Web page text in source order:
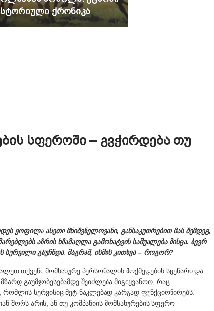
Ქრონიკა
Სფეროში – Გვჭირდება Თუ
ყოფილა ასეთი მნიშვნელოვანი, განსაკუთრებით მას შემდეგ,
აზრის ხმამაღლა გამოხატვის საშუალება მისცა. ბევრ
სურვილი გაუჩნდა. მაგრამ, ისმის კითხვა – როგორ?
თქვენი მომსახურე პერსონალის მოქმედების სცენარი და
გაუმჯობესებამდე შეიძლება მიგიყვანოთ, რაც
სერვისიც მეტ-ნაკლებად კარგად ფუნქციონირებს.
შორს არის, ან თუ კომპანიის მომსახურების სფერო